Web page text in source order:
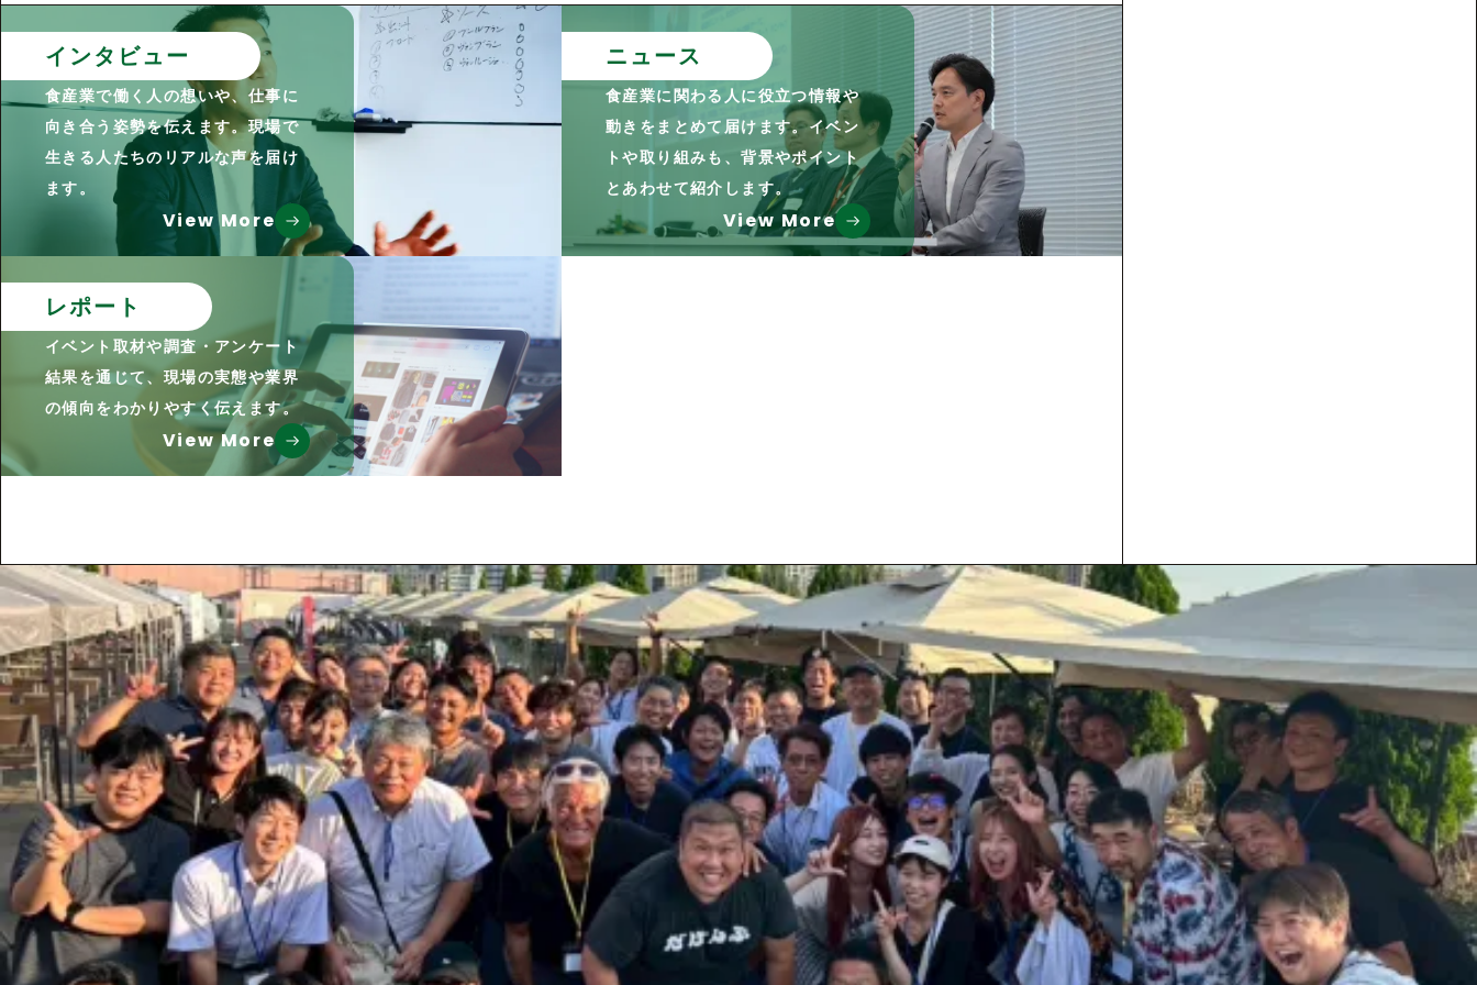
インタビュー
食産業で働く人の想いや、仕事に
向き合う姿勢を伝えます。現場で
生きる人たちのリアルな声を届け
ます。
View More
ニュース
食産業に関わる人に役立つ情報や
動きをまとめて届けます。イベン
トや取り組みも、背景やポイント
とあわせて紹介します。
View More
レポート
イベント取材や調査・アンケート
結果を通じて、現場の実態や業界
の傾向をわかりやすく伝えます。
View More